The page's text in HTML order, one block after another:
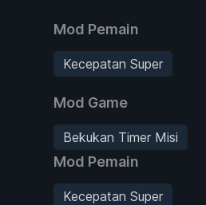
Mod Pemain
Kecepatan Super
Mod Game
Bekukan Timer Misi
Mod Pemain
Kecepatan Super